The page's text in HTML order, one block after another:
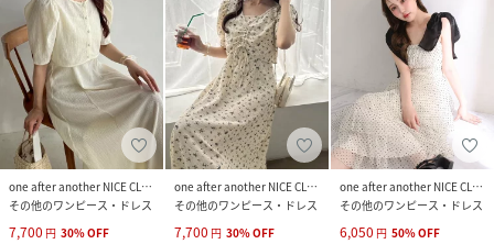
one after another NICE CLAUP
その他のワンピース・ドレス
7,700 円 30%OFF
one after another NICE CLAUP
その他のワンピース・ドレス
7,700 円 30%OFF
one after another NICE CLAUP
その他のワンピース・ドレス
6,050 円 50%OFF